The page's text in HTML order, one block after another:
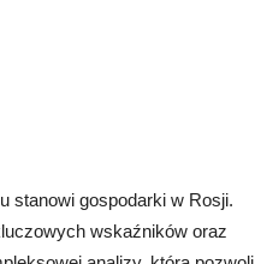
stanowi gospodarki w Rosji.
wskaźników oraz